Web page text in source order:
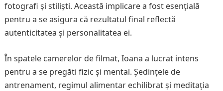
fotografi și stiliști. Această implicare a fost esențială
pentru a se asigura că rezultatul final reflectă
autenticitatea și personalitatea ei.
În spatele camerelor de filmat, Ioana a lucrat intens
pentru a se pregăti fizic și mental. Ședințele de
antrenament, regimul alimentar echilibrat și meditația